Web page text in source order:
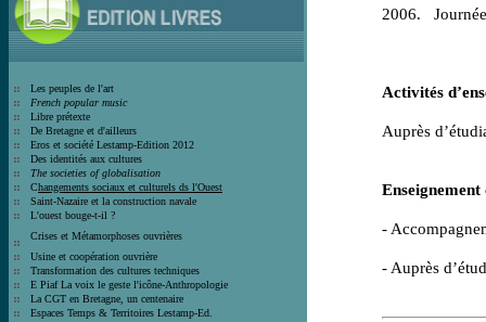
Les peuples de l'art
French popular music
Libre prétexte
De Bretagne et d'ailleurs
Eros et société Lestamp-Edition 2012
Des identités aux cultures
The societies of globalisation
Changements sociaux et culturels ds l'Ouest
Saint-Nazaire et la construction navale
L'ouest bouge-t-il ?
Crises et Métamorphoses ouvrières
Usine et coopération ouvrière
Transformation des cultures techniques
E Piaf La voix le geste l'icône-Anthropologie
La CGT en Bretagne, un centenaire
Espaces Temps & Territoires Lestamp-Ed
2006.
Activités
Auprès
-
- Auprès